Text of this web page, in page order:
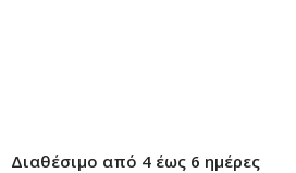
Διαθέσιμο από 4 έως 6 ημέρες